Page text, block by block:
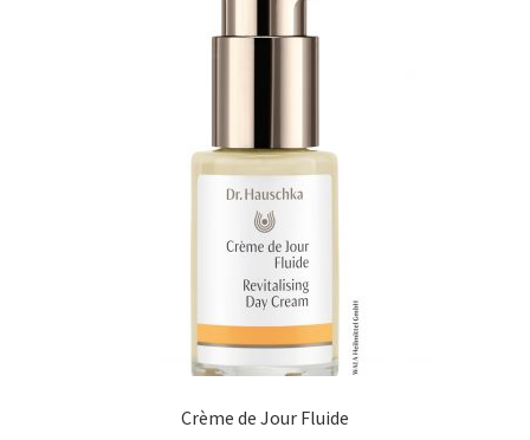
Crème de Jour Fluide